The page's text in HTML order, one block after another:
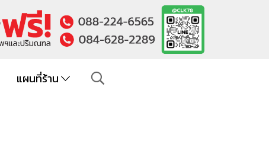
แผนที่ร้าน